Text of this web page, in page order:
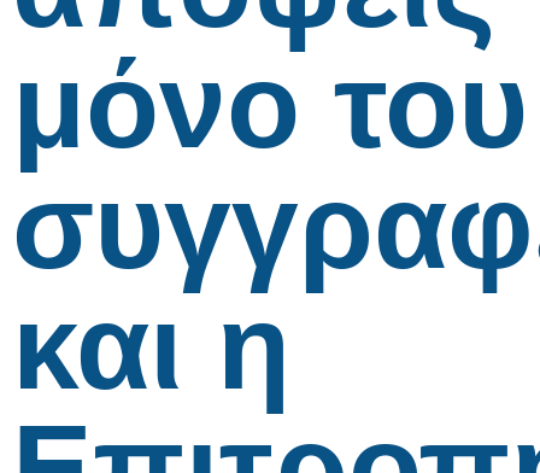
μόνο του
και η